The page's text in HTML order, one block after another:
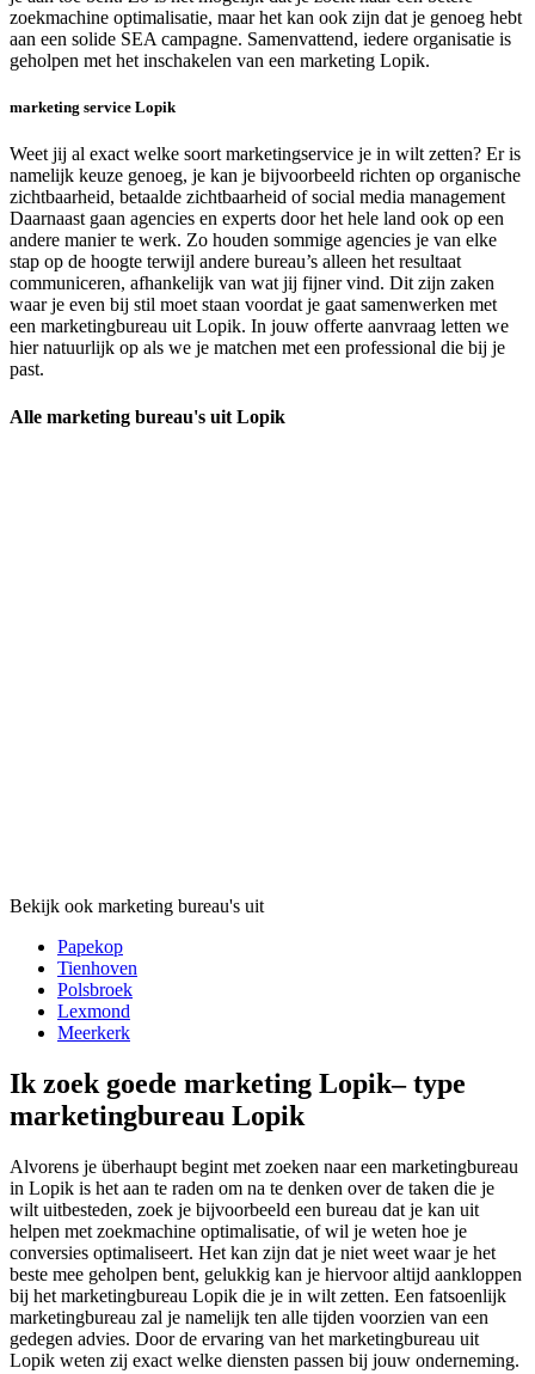
zoekmachine optimalisatie, maar het kan ook zijn dat je genoeg hebt
aan een solide SEA campagne. Samenvattend, iedere organisatie is
geholpen met het inschakelen van een marketing Lopik.
marketing service Lopik
Weet jij al exact welke soort marketingservice je in wilt zetten? Er is
namelijk keuze genoeg, je kan je bijvoorbeeld richten op organische
zichtbaarheid, betaalde zichtbaarheid of social media management
Daarnaast gaan agencies en experts door het hele land ook op een
andere manier te werk. Zo houden sommige agencies je van elke
stap op de hoogte terwijl andere bureau’s alleen het resultaat
communiceren, afhankelijk van wat jij fijner vind. Dit zijn zaken
waar je even bij stil moet staan voordat je gaat samenwerken met
een marketingbureau uit Lopik. In jouw offerte aanvraag letten we
hier natuurlijk op als we je matchen met een professional die bij je
past.
Alle marketing bureau's uit Lopik
Bekijk ook marketing bureau's uit
Papekop
Tienhoven
Polsbroek
Lexmond
Meerkerk
Ik zoek goede marketing Lopik– type
marketingbureau Lopik
Alvorens je überhaupt begint met zoeken naar een marketingbureau
in Lopik is het aan te raden om na te denken over de taken die je
wilt uitbesteden, zoek je bijvoorbeeld een bureau dat je kan uit
helpen met zoekmachine optimalisatie, of wil je weten hoe je
conversies optimaliseert. Het kan zijn dat je niet weet waar je het
beste mee geholpen bent, gelukkig kan je hiervoor altijd aankloppen
bij het marketingbureau Lopik die je in wilt zetten. Een fatsoenlijk
marketingbureau zal je namelijk ten alle tijden voorzien van een
gedegen advies. Door de ervaring van het marketingbureau uit
Lopik weten zij exact welke diensten passen bij jouw onderneming.